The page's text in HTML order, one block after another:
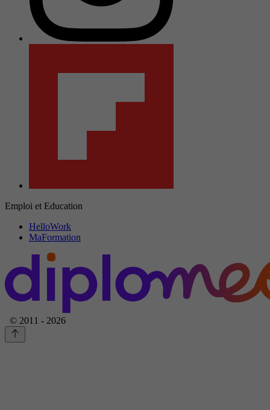
Emploi et Education
HelloWork
MaFormation
© 2011 - 2026